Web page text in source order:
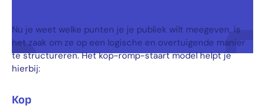
Nu je weet welke punten je je publiek wilt meegeven, is
het zaak om ze op een logische en overtuigende manier
te structureren. Het kop-romp-staart model helpt je
hierbij:
Kop